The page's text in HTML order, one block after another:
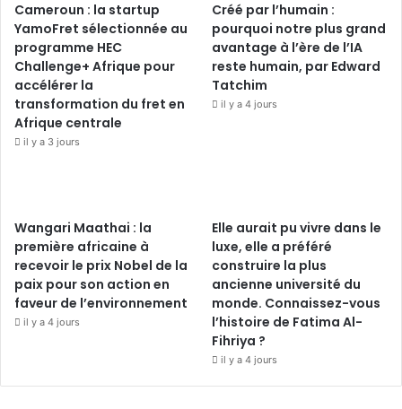
Cameroun : la startup
YamoFret sélectionnée au
programme HEC
Challenge+ Afrique pour
accélérer la
transformation du fret en
Afrique centrale
il y a 3 jours
Créé par l’humain :
pourquoi notre plus grand
avantage à l’ère de l’IA
reste humain, par Edward
Tatchim
il y a 4 jours
Wangari Maathai : la
première africaine à
recevoir le prix Nobel de la
paix pour son action en
faveur de l’environnement
il y a 4 jours
Elle aurait pu vivre dans le
luxe, elle a préféré
construire la plus
ancienne université du
monde. Connaissez-vous
l’histoire de Fatima Al-
Fihriya ?
il y a 4 jours